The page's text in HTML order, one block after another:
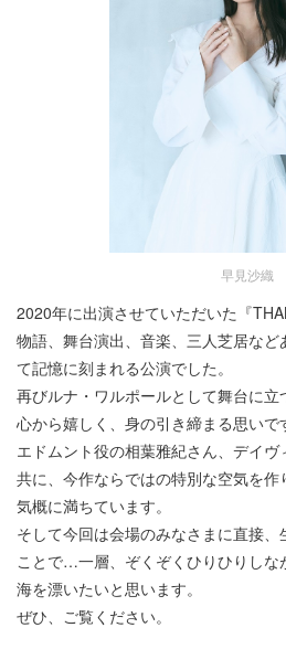
早見沙織
2020年に出演させていただいた『
物語、舞台演出、音楽、三人芝居な
て記憶に刻まれる公演でした。
再びルナ・ワルポールとして舞台に立
心から嬉しく、身の引き締まる思いで
エドムント役の相葉雅紀さん、デイヴ
共に、今作ならではの特別な空気を作
気概に満ちています。
そして今回は会場のみなさまに直接、
ことで…一層、ぞくぞくひりひりしな
海を漂いたいと思います。
ぜひ、ご覧ください。